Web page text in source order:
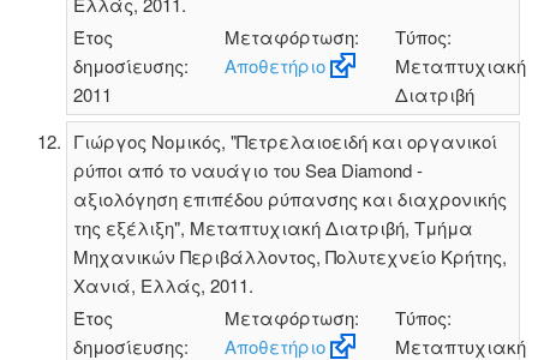
Έτος
δημοσίευσης:
2011
Μεταφόρτωση:
Αποθετήριο
Τύπος:
Μεταπτυχιακή
Διατριβή
Γιώργος Νομικός, "Πετρελαιοειδή και οργανικοί
ρύποι από το ναυάγιο του Sea Diamond -
αξιολόγηση επιπέδου ρύπανσης και διαχρονικής
της εξέλιξη", Μεταπτυχιακή Διατριβή, Τμήμα
Μηχανικών Περιβάλλοντος, Πολυτεχνείο Κρήτης,
Χανιά, Ελλάς, 2011.
Έτος
δημοσίευσης:
Μεταφόρτωση:
Αποθετήριο
Τύπος:
Μεταπτυχιακή